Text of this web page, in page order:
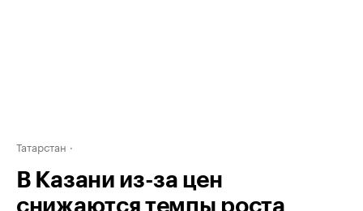
Татарстан
В Казани из-за цен
снижаются темпы роста